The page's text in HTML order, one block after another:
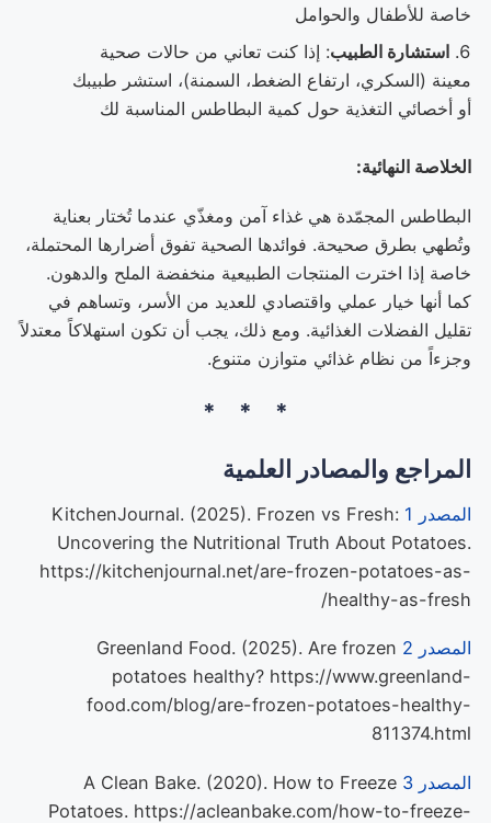
خاصة للأطفال والحوامل
استشارة الطبيب: إذا كنت تعاني من حالات صحية
معينة (السكري، ارتفاع الضغط، السمنة)، استشر طبيبك
أو أخصائي التغذية حول كمية البطاطس المناسبة لك
الخلاصة النهائية:
البطاطس المجمّدة هي غذاء آمن ومغذّي عندما تُختار بعناية
وتُطهي بطرق صحيحة. فوائدها الصحية تفوق أضرارها المحتملة،
خاصة إذا اخترت المنتجات الطبيعية منخفضة الملح والدهون.
كما أنها خيار عملي واقتصادي للعديد من الأسر، وتساهم في
تقليل الفضلات الغذائية. ومع ذلك، يجب أن تكون استهلاكاً معتدلاً
وجزءاً من نظام غذائي متوازن متنوع.
المراجع والمصادر العلمية
المصدر 1
KitchenJournal. (2025). Frozen vs Fresh:
Uncovering the Nutritional Truth About Potatoes.
https://kitchenjournal.net/are-frozen-potatoes-as-
healthy-as-fresh/
المصدر 2
Greenland Food. (2025). Are frozen
potatoes healthy? https://www.greenland-
food.com/blog/are-frozen-potatoes-healthy-
811374.html
المصدر 3
A Clean Bake. (2020). How to Freeze
Potatoes. https://acleanbake.com/how-to-freeze-